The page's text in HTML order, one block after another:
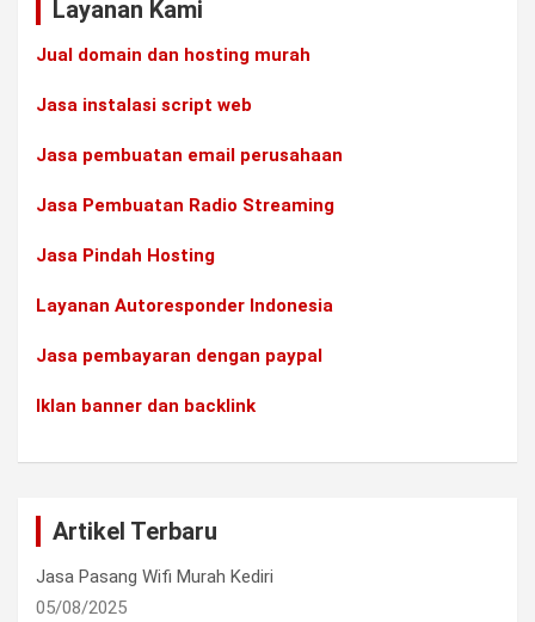
Layanan Kami
Jual domain dan hosting murah
Jasa instalasi script web
Jasa pembuatan email perusahaan
Jasa Pembuatan Radio Streaming
Jasa Pindah Hosting
Layanan Autoresponder Indonesia
Jasa pembayaran dengan paypal
Iklan banner dan backlink
Artikel Terbaru
Jasa Pasang Wifi Murah Kediri
05/08/2025